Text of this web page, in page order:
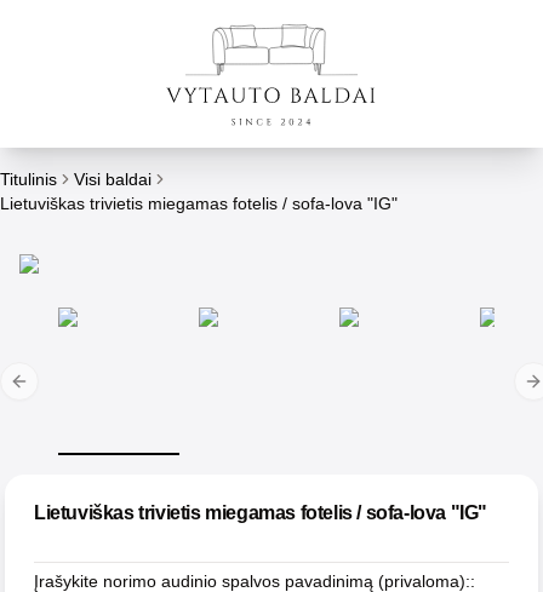
Titulinis
Visi baldai
Lietuviškas trivietis miegamas fotelis / sofa-lova "IG"
Previous slide
Lietuviškas trivietis miegamas fotelis / sofa-lova "IG"
Įrašykite norimo audinio spalvos pavadinimą (privaloma)::